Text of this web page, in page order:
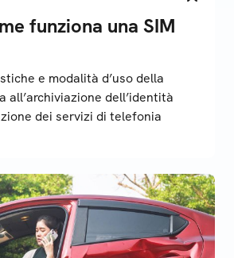
funziona una SIM
e modalità d’uso della
all’archiviazione dell’identità
dei servizi di telefonia